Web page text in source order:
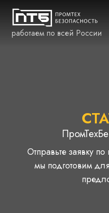
работаем по всей России
Отправьте заявку по
мы подготовим